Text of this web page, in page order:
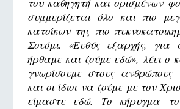
συμμερίζεται όλο και πιο
κατοίκων της πιο
Σουόμι. «Ευθύς εξαρχής,
ήρθαμε και ζούμε εδώ», λέει ο
γνωρίσουμε στους ανθρώπους
και οι ίδιοι να ζούμε με τον
είμαστε εδώ. Το κήρυγμα